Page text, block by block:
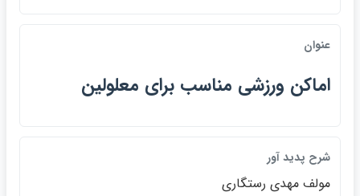
عنوان
اماكن ورزشي مناسب براي معلولين
شرح پديد آور
مولف مهدي رستگاري